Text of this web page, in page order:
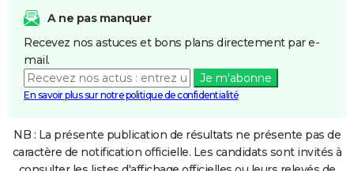
A ne pas manquer
Recevez nos astuces et bons plans directement par e-
mail.
Je m'abonne
En savoir plus sur notre politique de confidentialité
NB : La présente publication de résultats ne présente pas de
caractère de notification officielle. Les candidats sont invités à